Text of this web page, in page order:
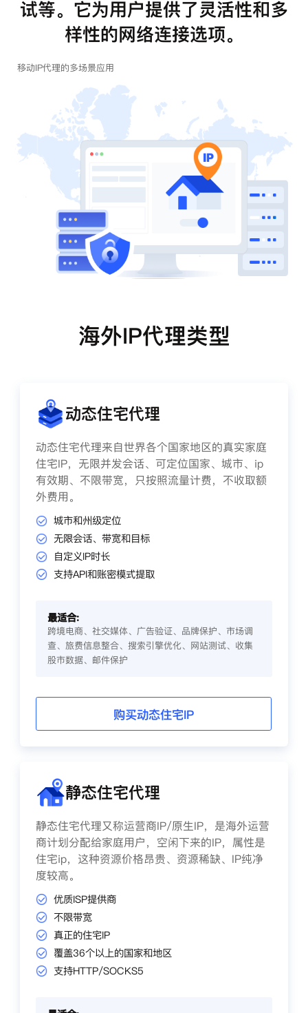
试等。它为用户提供了灵活性和多
样性的网络连接选项。
移动IP代理的多场景应用
海外IP代理类型
动态住宅代理
动态住宅代理来自世界各个国家地区的真实家庭
住宅IP，无限并发会话、可定位国家、城市、ip
有效期、不限带宽，只按照流量计费，不收取额
外费用。
城市和州级定位
无限会话、带宽和目标
自定义IP时长
支持API和账密模式提取
最适合:
跨境电商、社交媒体、广告验证、品牌保护、市场调
查、旅费信息整合、搜索引擎优化、网站测试、收集
股市数据、邮件保护
购买动态住宅IP
静态住宅代理
静态住宅代理又称运营商IP/原生IP，是海外运营
商计划分配给家庭用户，空闲下来的IP，属性是
住宅ip，这种资源价格昂贵、资源稀缺、IP纯净
度较高。
优质ISP提供商
不限带宽
真正的住宅IP
覆盖36个以上的国家和地区
支持HTTP/SOCKS5